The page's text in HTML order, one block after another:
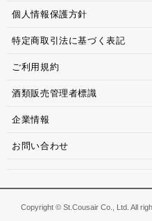
個人情報保護方針
特定商取引法に基づく表記
ご利用規約
酒類販売管理者標識
企業情報
お問い合わせ
Copyright © St.Cousair Co., Ltd. All